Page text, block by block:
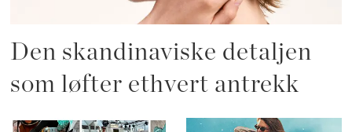
Den skandinaviske detaljen
som løfter ethvert antrekk